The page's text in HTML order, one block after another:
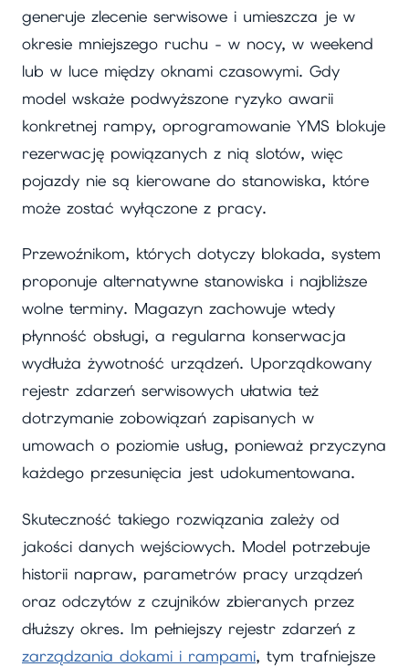
generuje zlecenie serwisowe i umieszcza je w
okresie mniejszego ruchu - w nocy, w weekend
lub w luce między oknami czasowymi. Gdy
model wskaże podwyższone ryzyko awarii
konkretnej rampy, oprogramowanie YMS blokuje
rezerwację powiązanych z nią slotów, więc
pojazdy nie są kierowane do stanowiska, które
może zostać wyłączone z pracy.
Przewoźnikom, których dotyczy blokada, system
proponuje alternatywne stanowiska i najbliższe
wolne terminy. Magazyn zachowuje wtedy
płynność obsługi, a regularna konserwacja
wydłuża żywotność urządzeń. Uporządkowany
rejestr zdarzeń serwisowych ułatwia też
dotrzymanie zobowiązań zapisanych w
umowach o poziomie usług, ponieważ przyczyna
każdego przesunięcia jest udokumentowana.
Skuteczność takiego rozwiązania zależy od
jakości danych wejściowych. Model potrzebuje
historii napraw, parametrów pracy urządzeń
oraz odczytów z czujników zbieranych przez
dłuższy okres. Im pełniejszy rejestr zdarzeń z
zarządzania dokami i rampami, tym trafniejsze